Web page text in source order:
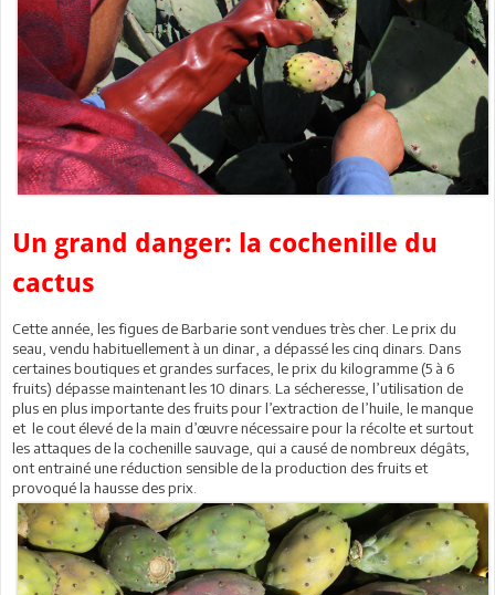
Un grand danger: la cochenille du
cactus
Cette année, les figues de Barbarie sont vendues très cher. Le prix du
seau, vendu habituellement à un dinar, a dépassé les cinq dinars. Dans
certaines boutiques et grandes surfaces, le prix du kilogramme (5 à 6
fruits) dépasse maintenant les 10 dinars. La sécheresse, l’utilisation de
plus en plus importante des fruits pour l’extraction de l’huile, le manque
et le cout élevé de la main d’œuvre nécessaire pour la récolte et surtout
les attaques de la cochenille sauvage, qui a causé de nombreux dégâts,
ont entrainé une réduction sensible de la production des fruits et
provoqué la hausse des prix.